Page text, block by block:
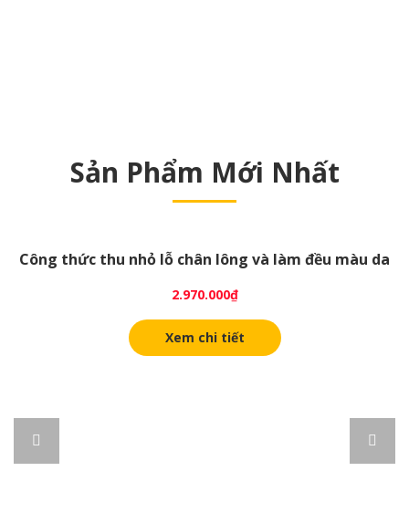
Sản Phẩm Mới Nhất
Công thức thu nhỏ lỗ chân lông và làm đều màu da
2.970.000₫
Xem chi tiết